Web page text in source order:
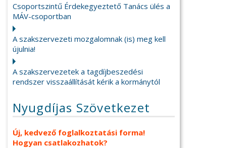
Csoportszintű Érdekegyeztető Tanács ülés a
MÁV-csoportban
A szakszervezeti mozgalomnak (is) meg kell
újulnia!
A szakszervezetek a tagdíjbeszedési
rendszer visszaállítását kérik a kormánytól
Nyugdíjas Szövetkezet
Új, kedvező foglalkoztatási forma!
Hogyan csatlakozhatok?